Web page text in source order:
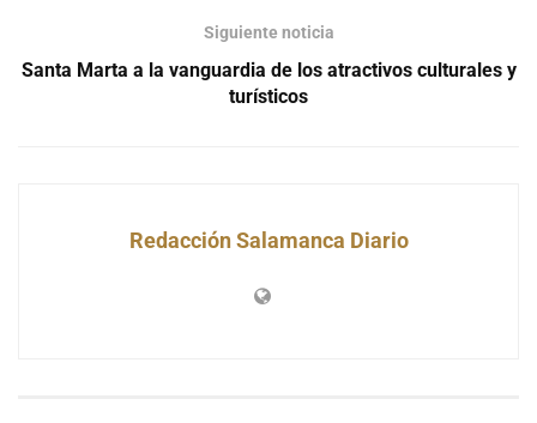
Siguiente noticia
Santa Marta a la vanguardia de los atractivos culturales y
turísticos
Redacción Salamanca Diario